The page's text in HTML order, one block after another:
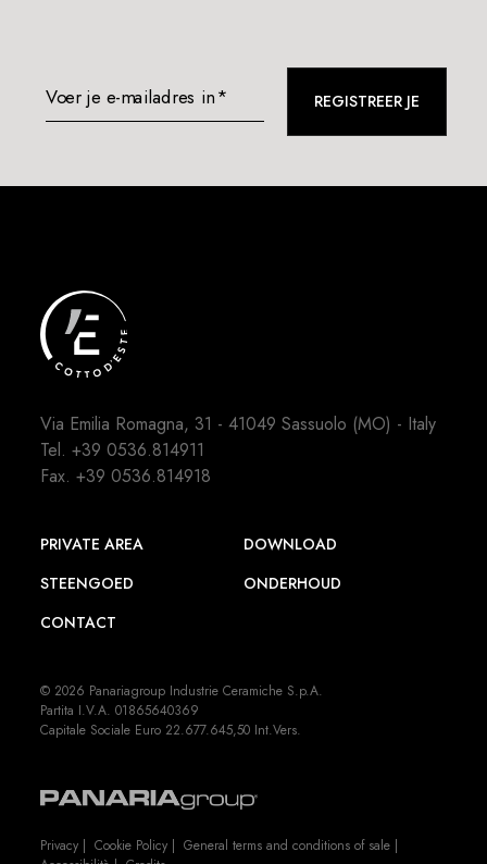
Voer je e-mailadres in* REGISTREER JE
Via Emilia Romagna, 31 - 41049 Sassuolo (MO) - Italy
Tel.+39 0536.814911
Fax. +39 0536.814918
PRIVATE AREA
DOWNLOAD
STEENGOED
ONDERHOUD
CONTACT
© 2026 Panariagroup Industrie Ceramiche S.p.A.
Partita I.V.A. 01865640369
Capitale Sociale Euro 22.677.645,50 Int.Vers.
Privacy |Cookie Policy |General terms and conditions of sale |